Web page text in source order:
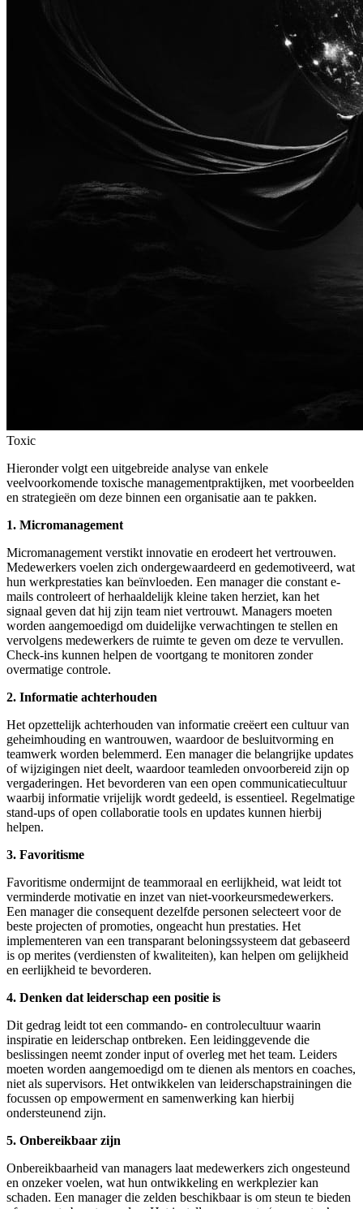
Toxic
Hieronder volgt een uitgebreide analyse van enkele
veelvoorkomende toxische managementpraktijken, met voorbeelden
en strategieën om deze binnen een organisatie aan te pakken.
1. Micromanagement
Micromanagement verstikt innovatie en erodeert het vertrouwen.
Medewerkers voelen zich ondergewaardeerd en gedemotiveerd, wat
hun werkprestaties kan beïnvloeden. Een manager die constant e-
mails controleert of herhaaldelijk kleine taken herziet, kan het
signaal geven dat hij zijn team niet vertrouwt. Managers moeten
worden aangemoedigd om duidelijke verwachtingen te stellen en
vervolgens medewerkers de ruimte te geven om deze te vervullen.
Check-ins kunnen helpen de voortgang te monitoren zonder
overmatige controle.
2. Informatie achterhouden
Het opzettelijk achterhouden van informatie creëert een cultuur van
geheimhouding en wantrouwen, waardoor de besluitvorming en
teamwerk worden belemmerd. Een manager die belangrijke updates
of wijzigingen niet deelt, waardoor teamleden onvoorbereid zijn op
vergaderingen. Het bevorderen van een open communicatiecultuur
waarbij informatie vrijelijk wordt gedeeld, is essentieel. Regelmatige
stand-ups of open collaboratie tools en updates kunnen hierbij
helpen.
3. Favoritisme
Favoritisme ondermijnt de teammoraal en eerlijkheid, wat leidt tot
verminderde motivatie en inzet van niet-voorkeursmedewerkers.
Een manager die consequent dezelfde personen selecteert voor de
beste projecten of promoties, ongeacht hun prestaties. Het
implementeren van een transparant beloningssysteem dat gebaseerd
is op merites (verdiensten of kwaliteiten), kan helpen om gelijkheid
en eerlijkheid te bevorderen.
4. Denken dat leiderschap een positie is
Dit gedrag leidt tot een commando- en controlecultuur waarin
inspiratie en leiderschap ontbreken. Een leidinggevende die
beslissingen neemt zonder input of overleg met het team. Leiders
moeten worden aangemoedigd om te dienen als mentors en coaches,
niet als supervisors. Het ontwikkelen van leiderschapstrainingen die
focussen op empowerment en samenwerking kan hierbij
ondersteunend zijn.
5. Onbereikbaar zijn
Onbereikbaarheid van managers laat medewerkers zich ongesteund
en onzeker voelen, wat hun ontwikkeling en werkplezier kan
schaden. Een manager die zelden beschikbaar is om steun te bieden